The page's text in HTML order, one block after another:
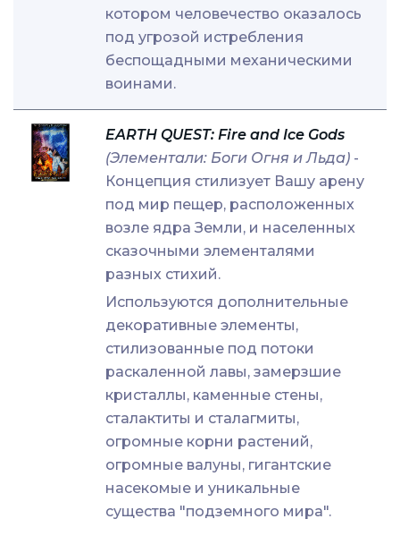
котором человечество оказалось
под угрозой истребления
беспощадными механическими
воинами.
EARTH QUEST: Fire and Ice Gods
(Элементали: Боги Огня и Льда) -
Концепция стилизует Вашу арену
под мир пещер, расположенных
возле ядра Земли, и населенных
сказочными элементалями
разных стихий.
Используются дополнительные
декоративные элементы,
стилизованные под потоки
раскаленной лавы, замерзшие
кристаллы, каменные стены,
сталактиты и сталагмиты,
огромные корни растений,
огромные валуны, гигантские
насекомые и уникальные
существа "подземного мира".